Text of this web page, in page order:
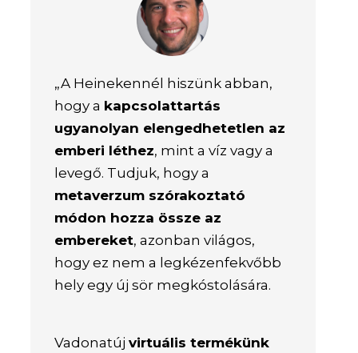
„A Heinekennél hiszünk abban,
hogy a kapcsolattartás
ugyanolyan elengedhetetlen az
emberi léthez, mint a víz vagy a
levegő. Tudjuk, hogy a
metaverzum szórakoztató
módon hozza össze az
embereket, azonban világos,
hogy ez nem a legkézenfekvőbb
hely egy új sör megkóstolására.
Vadonatújvirtuális termékünk